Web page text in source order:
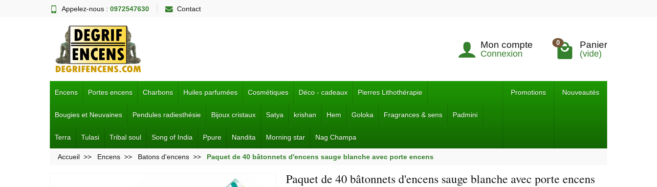
Appelez-nous : 0972547630 Contact
Mon compte
Connexion
0 Panier
(vide)
Encens Portes encens Charbons Huiles parfumées Cosmétiques Déco - cadeaux Pierres Lithothérapie
Bougies et Neuvaines Pendules radiesthésie Bijoux cristaux Satya krishan Hem Goloka Fragrances & sens Padmini
Terra Tulasi Tribal soul Song of India Ppure Nandita Morning star Nag Champa
Promotions Nouveautés
Accueil Encens Batons d'encens Paquet de 40 bâtonnets d'encens sauge blanche avec porte encens
Paquet de 40 bâtonnets d'encens sauge blanche avec porte encens